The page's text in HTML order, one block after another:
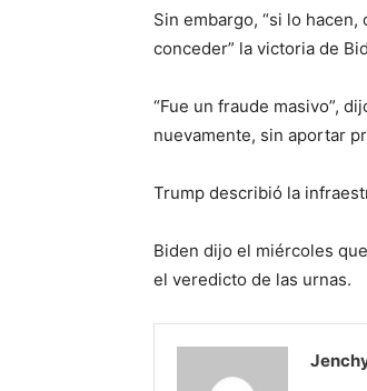
Sin embargo, “si lo
conceder” la victoria de
“Fue un fraude masivo”,
nuevamente, sin aportar
Trump describió la
Biden dijo el miércoles
el veredicto de las urnas.